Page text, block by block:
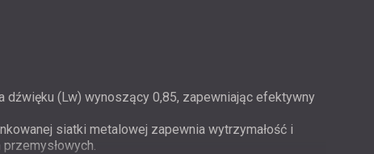
dźwięku (Lw) wynoszący 0,85, zapewniając efektywny
siatki metalowej zapewnia wytrzymałość i